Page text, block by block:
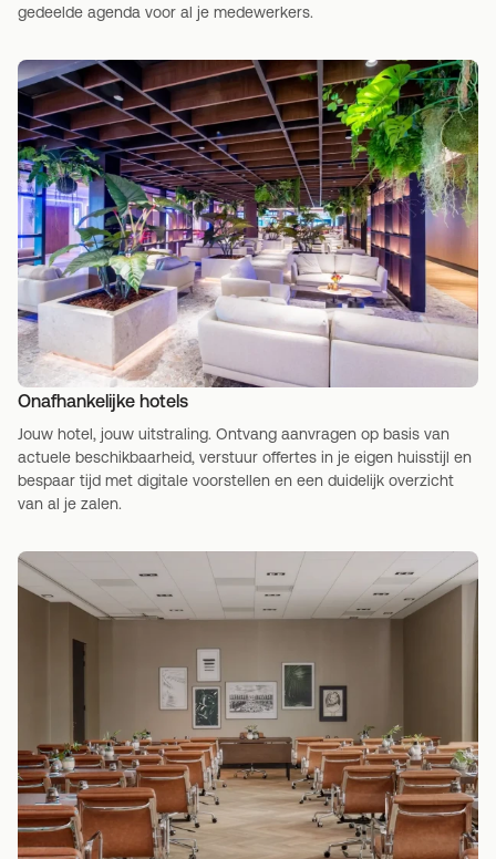
gedeelde agenda voor al je medewerkers.
Onafhankelijke hotels
Jouw hotel, jouw uitstraling. Ontvang aanvragen op basis van
actuele beschikbaarheid, verstuur offertes in je eigen huisstijl en
bespaar tijd met digitale voorstellen en een duidelijk overzicht
van al je zalen.